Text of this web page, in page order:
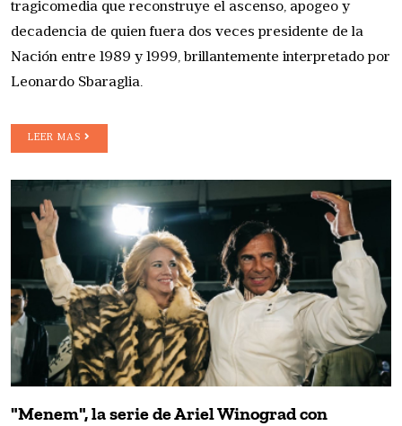
tragicomedia que reconstruye el ascenso, apogeo y
decadencia de quien fuera dos veces presidente de la
Nación entre 1989 y 1999, brillantemente interpretado por
Leonardo Sbaraglia.
LEER MAS
"Menem", la serie de Ariel Winograd con